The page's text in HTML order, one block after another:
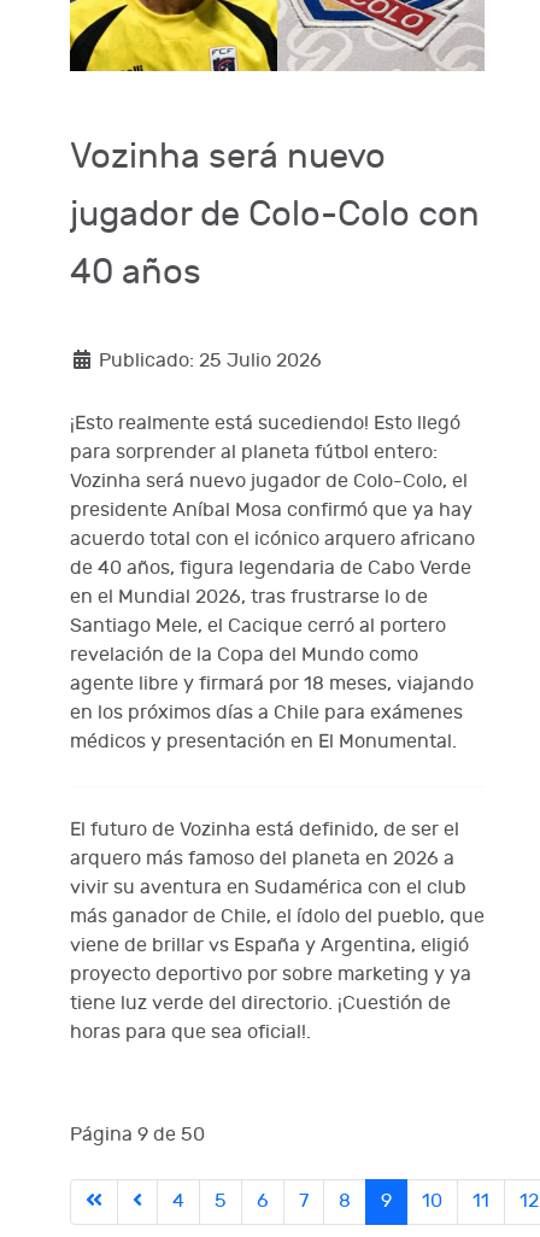
Vozinha será nuevo
jugador de Colo-Colo con
40 años
Publicado: 25 Julio 2026
¡Esto realmente está sucediendo! Esto llegó
para sorprender al planeta fútbol entero:
Vozinha será nuevo jugador de Colo-Colo, el
presidente Aníbal Mosa confirmó que ya hay
acuerdo total con el icónico arquero africano
de 40 años, figura legendaria de Cabo Verde
en el Mundial 2026, tras frustrarse lo de
Santiago Mele, el Cacique cerró al portero
revelación de la Copa del Mundo como
agente libre y firmará por 18 meses, viajando
en los próximos días a Chile para exámenes
médicos y presentación en El Monumental.
El futuro de Vozinha está definido, de ser el
arquero más famoso del planeta en 2026 a
vivir su aventura en Sudamérica con el club
más ganador de Chile, el ídolo del pueblo, que
viene de brillar vs España y Argentina, eligió
proyecto deportivo por sobre marketing y ya
tiene luz verde del directorio. ¡Cuestión de
horas para que sea oficial!.
Página 9 de 50
4 5 6 7 8 9 10 11 12